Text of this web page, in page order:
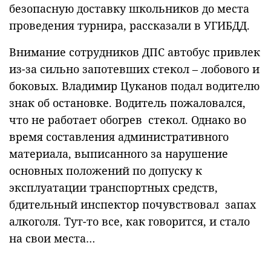
безопасную доставку школьников до места
проведения турнира, рассказали в УГИБДД.
Внимание сотрудников ДПС автобус привлек
из-за сильно запотевших стекол – лобового и
боковых. Владимир Цуканов подал водителю
знак об остановке. Водитель пожаловался,
что не работает обогрев стекол. Однако во
время составления административного
материала, выписанного за нарушение
основных положений по допуску к
эксплуатации транспортных средств,
бдительный инспектор почувствовал запах
алкоголя. Тут-то все, как говорится, и стало
на свои места…